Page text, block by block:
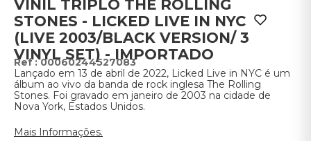
VINIL TRIPLO THE ROLLING
STONES - LICKED LIVE IN NYC
(LIVE 2003/BLACK VERSION/ 3
VINYL SET) - IMPORTADO
:00060244527083
Lançado em 13 de abril de 2022, Licked Live in NYC é um
álbum ao vivo da banda de rock inglesa The Rolling
Stones. Foi gravado em janeiro de 2003 na cidade de
Nova York, Estados Unidos.
Mais Informações.